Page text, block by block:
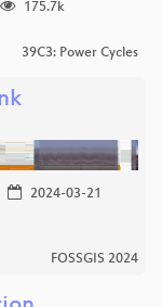
175.7k
39C3: Power Cycles
2024-03-21
FOSSGIS 2024